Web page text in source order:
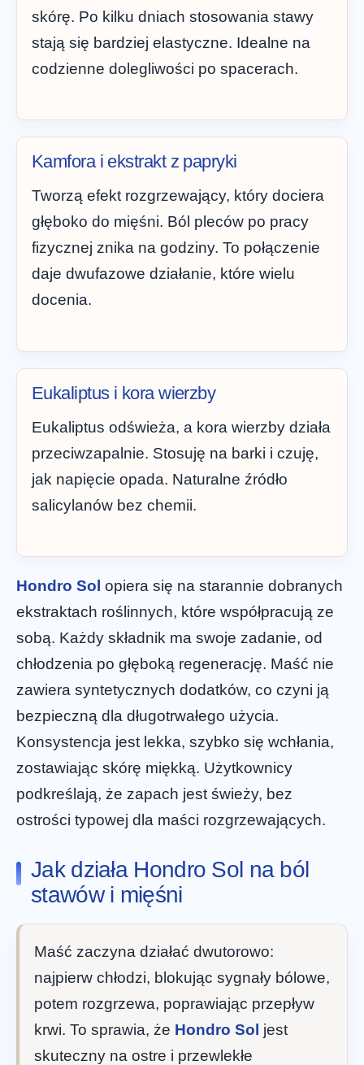
skórę. Po kilku dniach stosowania stawy
stają się bardziej elastyczne. Idealne na
codzienne dolegliwości po spacerach.
Kamfora i ekstrakt z papryki
Tworzą efekt rozgrzewający, który dociera
głęboko do mięśni. Ból pleców po pracy
fizycznej znika na godziny. To połączenie
daje dwufazowe działanie, które wielu
docenia.
Eukaliptus i kora wierzby
Eukaliptus odświeża, a kora wierzby działa
przeciwzapalnie. Stosuję na barki i czuję,
jak napięcie opada. Naturalne źródło
salicylanów bez chemii.
Hondro Sol opiera się na starannie dobranych
ekstraktach roślinnych, które współpracują ze
sobą. Każdy składnik ma swoje zadanie, od
chłodzenia po głęboką regenerację. Maść nie
zawiera syntetycznych dodatków, co czyni ją
bezpieczną dla długotrwałego użycia.
Konsystencja jest lekka, szybko się wchłania,
zostawiając skórę miękką. Użytkownicy
podkreślają, że zapach jest świeży, bez
ostrości typowej dla maści rozgrzewających.
Jak działa Hondro Sol na ból
stawów i mięśni
Maść zaczyna działać dwutorowo:
najpierw chłodzi, blokując sygnały bólowe,
potem rozgrzewa, poprawiając przepływ
krwi. To sprawia, że Hondro Sol jest
skuteczny na ostre i przewlekłe